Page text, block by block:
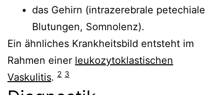
das Gehirn (intrazerebrale petechiale
Blutungen, Somnolenz).
Ein ähnliches Krankheitsbild entsteht im
Rahmen einer leukozytoklastischen
Vaskulitis. 2 3